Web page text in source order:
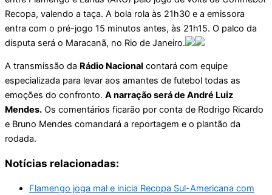
Recopa, valendo a taça. A bola rola às 21h30 e a emissora
entra com o pré-jogo 15 minutos antes, às 21h15. O palco da
disputa será o Maracanã, no Rio de Janeiro.
A transmissão da Rádio Nacional contará com equipe
especializada para levar aos amantes de futebol todas as
emoções do confronto. A narração será de André Luiz
Mendes. Os comentários ficarão por conta de Rodrigo Ricardo
e Bruno Mendes comandará a reportagem e o plantão da
rodada.
Notícias relacionadas:
Flamengo joga mal e inicia Recopa Sul-Americana com